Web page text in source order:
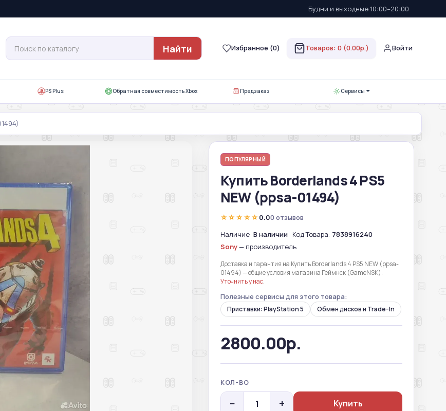
Будни и выходные 10:00–20:00
Найти Избранное (0) Товаров: 0 (0.00р.) Войти
PS Plus Обратная совместимость Xbox Предзаказ Сервисы
ПОПУЛЯРНЫЙ
Купить Borderlands 4 PS5
NEW (ppsa-01494)
☆☆☆☆☆ 0.00 отзывов
Наличие: В наличии · Код Товара: 7838916240
Sony— производитель
Доставка и гарантия на Купить Borderlands 4 PS5 NEW (ppsa-
01494) — общие условия магазина Геймнск (GameNSK).
Уточнить у нас.
Полезные сервисы для этого товара:
Приставки: PlayStation 5 Обмен дисков и Trade-In
2800.00р.
КОЛ-ВО
− + Купить